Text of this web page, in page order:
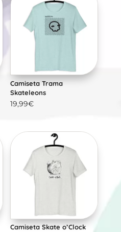
Camiseta Trama
Skateleons
19,99€
Camiseta Skate o’Clock